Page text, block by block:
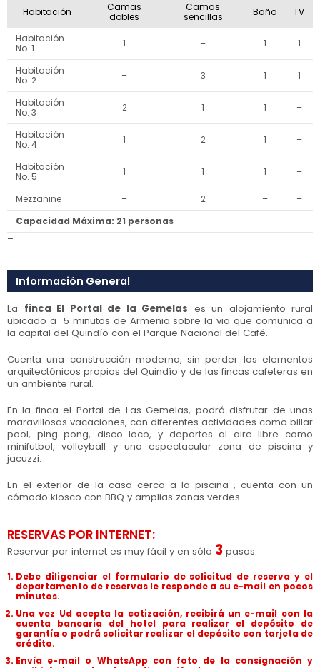
Habitación
Camas
dobles
Camas
sencillas
Baño TV
Habitación
No. 1
1 – 1 1
Habitación
No. 2
– 3 1 1
Habitación
No. 3
2 1 1 –
Habitación
No. 4
1 2 1 –
Habitación
No. 5
1 1 1 –
Mezzanine – 2 –
–
Capacidad Máxima: 21 personas
–
Información General
La finca El Portal de la Gemelas es un alojamiento rural
ubicado a 5 minutos de Armenia sobre la via que comunica a
la capital del Quindío con el Parque Nacional del Café.
Cuenta una construcción moderna, sin perder los elementos
arquitectónicos propios del Quindío y de las fincas cafeteras en
un ambiente rural.
En la finca el Portal de Las Gemelas, podrá disfrutar de unas
maravillosas vacaciones, con diferentes actividades como billar
pool, ping pong, disco loco, y deportes al aire libre como
minifutbol, volleyball y una espectacular zona de piscina y
jacuzzi.
En el exterior de la casa cerca a la piscina , cuenta con un
cómodo kiosco con BBQ y amplias zonas verdes.
RESERVAS POR INTERNET:
Reservar por internet es muy fácil y en sólo 3 pasos:
Debe diligenciar el formulario de solicitud de reserva y el
departamento de reservas le responde a su e-mail en pocos
minutos.
Una vez Ud acepta la cotización, recibirá un e-mail con la
cuenta bancaria del hotel para realizar el depósito de
garantía o podrá solicitar realizar el depósito con tarjeta de
crédito.
Envía e-mail o WhatsApp con foto de la consignación y